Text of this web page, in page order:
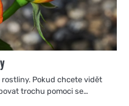
Pokud chcete vidět
trochu pomoci se…